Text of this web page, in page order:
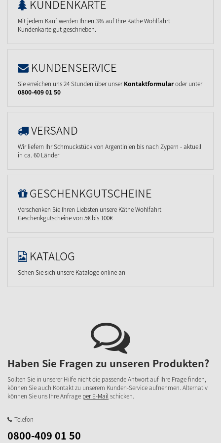
KUNDENKARTE
Mit jedem Kauf werden Ihnen 3% auf Ihre Käthe Wohlfahrt
Kundenkarte gut geschrieben.
KUNDENSERVICE
Sie erreichen uns 24 Stunden über unserKontaktformularoder unter
0800-409 01 50
VERSAND
Wir liefern Ihr Schmuckstück von Argentinien bis nach Zypern - aktuell
in ca. 60 Länder
GESCHENKGUTSCHEINE
Verschenken Sie Ihren Liebsten unsere Käthe Wohlfahrt
Geschenkgutscheine von 5€ bis 100€
KATALOG
Sehen Sie sich unsere Kataloge online an
Haben Sie Fragen zu unseren Produkten?
Sollten Sie in unserer Hilfe nicht die passende Antwort auf Ihre Frage finden,
können Sie auch Kontakt zu unserem Kunden-Service aufnehmen. Alternativ
können Sie uns Ihre Anfrage per E-Mailschicken.
Telefon
0800-409 01 50